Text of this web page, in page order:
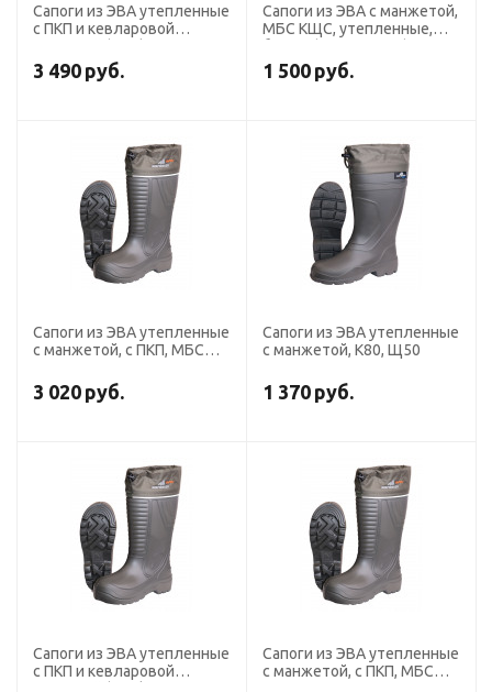
Сапоги из ЭВА утепленные
с ПКП и кевларовой
G02)
3 490 руб.
Сапоги из ЭВА с манжетой,
МБС КЩС, утепленные,
1 500 руб.
Сапоги из ЭВА утепленные
с манжетой, с ПКП, МБС
3 020 руб.
Сапоги из ЭВА утепленные
с манжетой, К80, Щ50
1 370 руб.
Сапоги из ЭВА утепленные
с ПКП и кевларовой
Сапоги из ЭВА утепленные
с манжетой, с ПКП, МБС